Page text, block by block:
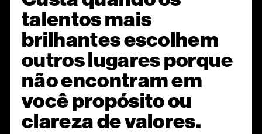
talentos mais
brilhantes escolhem
outros lugares porque
não encontram em
você propósito ou
clareza de valores.